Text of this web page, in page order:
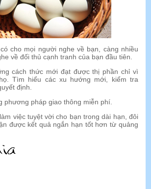
cho mọi người nghe về bạn, càng nhiều
về đối thủ cạnh tranh của bạn đầu tiên.
cách thức mới đạt được thị phần chỉ vì
Tìm hiểu các xu hướng mới, kiểm tra
định.
phương pháp giao thông miễn phí.
việc tuyệt vời cho bạn trong dài hạn, đôi
được kết quả ngắn hạn tốt hơn từ quảng